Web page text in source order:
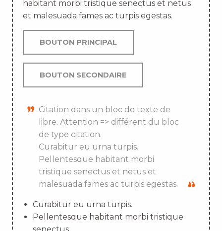
habitant morbi tristique senectus et netus
et malesuada fames ac turpis egestas.
BOUTON PRINCIPAL
BOUTON SECONDAIRE
Citation dans un bloc de texte de
libre. Attention => différent du bloc
de type citation.
Curabitur eu urna turpis.
Pellentesque habitant morbi
tristique senectus et netus et
malesuada fames ac turpis egestas.
Curabitur eu urna turpis.
Pellentesque habitant morbi tristique